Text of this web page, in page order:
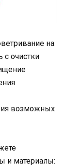
на
с очистки
возможных
и материалы: